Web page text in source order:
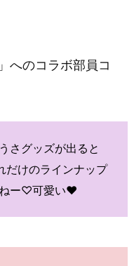
へのコラボ部員コ
さグッズが出ると
だけのラインナップ
ー♡可愛い♥